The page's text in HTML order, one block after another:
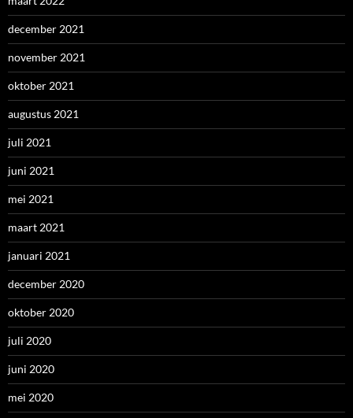
december 2021
november 2021
oktober 2021
augustus 2021
juli 2021
juni 2021
mei 2021
maart 2021
januari 2021
december 2020
oktober 2020
juli 2020
juni 2020
mei 2020